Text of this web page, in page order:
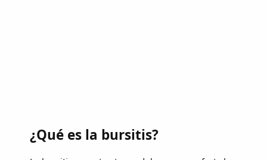
¿Qué es la bursitis?